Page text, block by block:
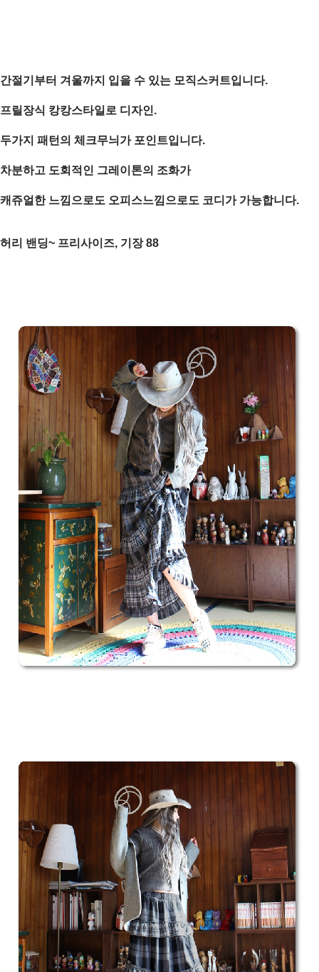
간절기부터 겨울까지 입을 수 있는 모직스커트입니다.
프릴장식 캉캉스타일로 디자인.
두가지 패턴의 체크무늬가 포인트입니다.
차분하고 도회적인 그레이톤의 조화가
캐쥬얼한 느낌으로도 오피스느낌으로도 코디가 가능합니다.
허리 밴딩~ 프리사이즈, 기장 88